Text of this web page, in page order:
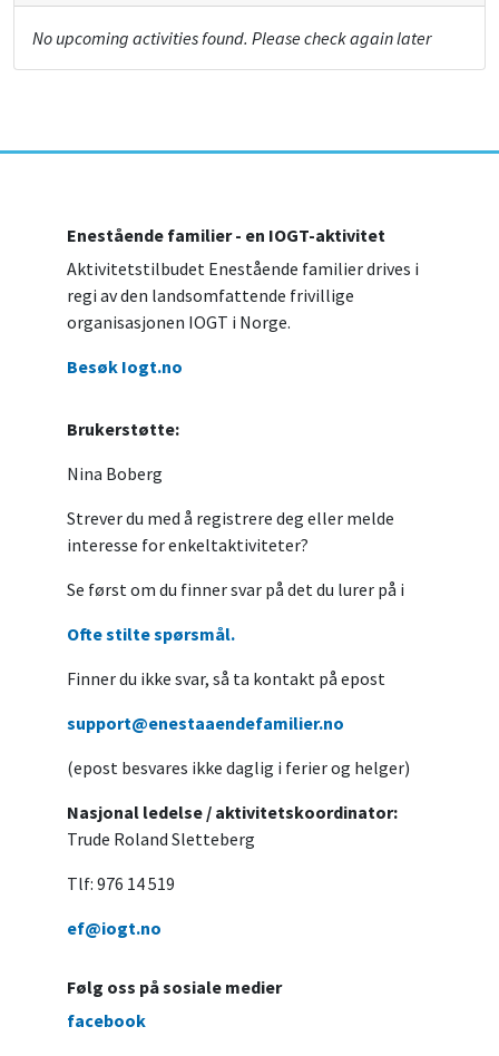
No upcoming activities found. Please check again later
Enestående familier - en IOGT-aktivitet
Aktivitetstilbudet Enestående familier drives i
regi av den landsomfattende frivillige
organisasjonen IOGT i Norge.
Besøk Iogt.no
Brukerstøtte:
Nina Boberg
Strever du med å registrere deg eller melde
interesse for enkeltaktiviteter?
Se først om du finner svar på det du lurer på i
Ofte stilte spørsmål.
Finner du ikke svar, så ta kontakt på epost
support@enestaaendefamilier.no
(epost besvares ikke daglig i ferier og helger)
Nasjonal ledelse / aktivitetskoordinator:
Trude Roland Sletteberg
Tlf: 976 14 519
ef@iogt.no
Følg oss på sosiale medier
facebook